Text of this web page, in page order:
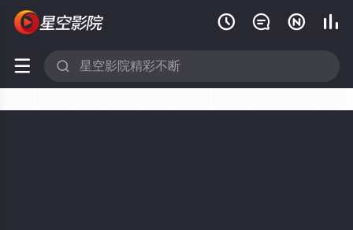
   
 